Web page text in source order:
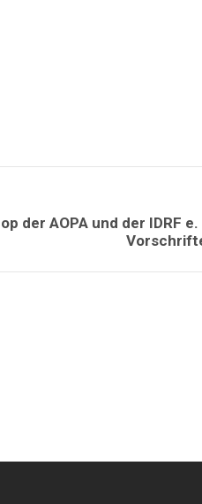
der AOPA und der IDRF